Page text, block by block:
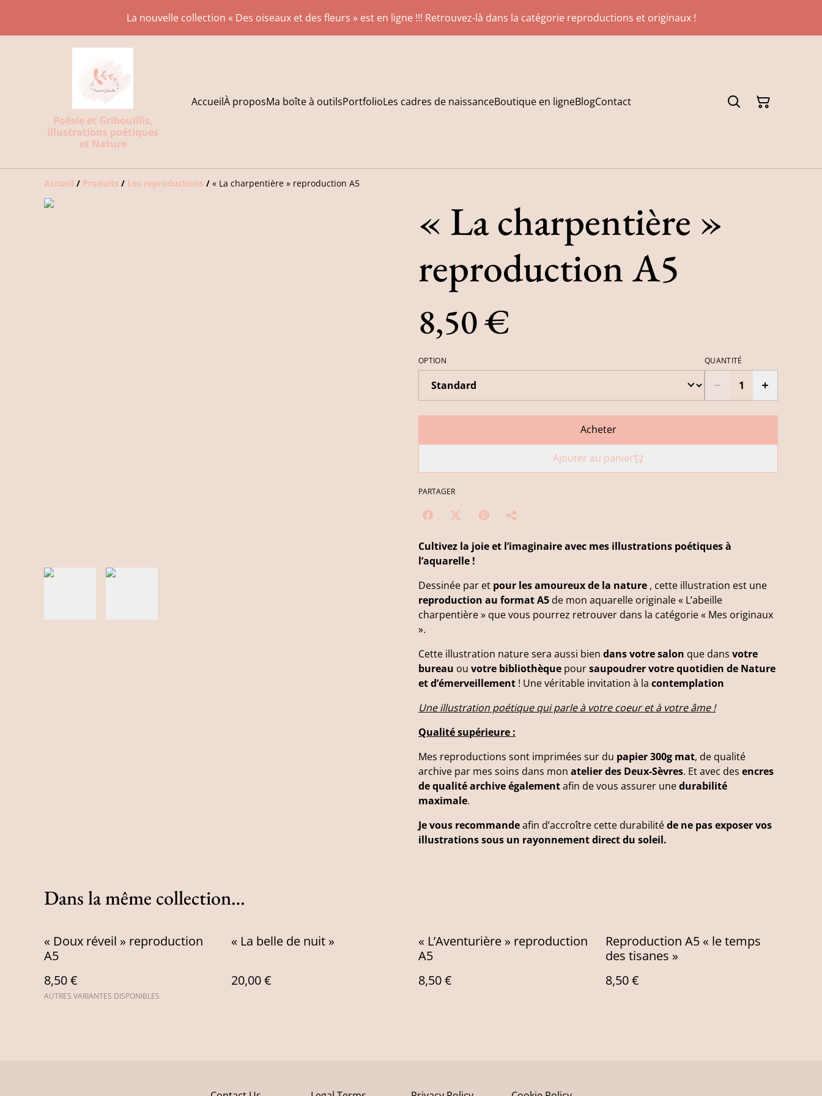
La nouvelle collection « Des oiseaux et des fleurs » est en ligne !!! Retrouvez-là dans la catégorie reproductions et originaux !
Poésie et Gribouillis,
illustrations poétiques
et Nature
AccueilÀ proposMa boîte à outilsPortfolioLes cadres de naissanceBoutique en ligneBlogContact
Accueil / Produits / Les reproductions / « La charpentière » reproduction A5
« La charpentière »
reproduction A5
8,50 €
OPTION QUANTITÉ
Acheter
Ajouter au panier
PARTAGER
Cultivez la joie et l’imaginaire avec mes illustrations poétiques à
l’aquarelle !
Dessinée par et pour les amoureux de la nature , cette illustration est une
reproduction au format A5 de mon aquarelle originale « L’abeille
charpentière » que vous pourrez retrouver dans la catégorie « Mes originaux
».
Cette illustration nature sera aussi bien dans votre salon que dans votre
bureau ou votre bibliothèque poursaupoudrer votre quotidien de Nature
et d’émerveillement ! Une véritable invitation à la contemplation
Une illustration poétique qui parle à votre coeur et à votre âme !
Qualité supérieure :
Mes reproductions sont imprimées sur du papier 300g mat, de qualité
archive par mes soins dans mon atelier des Deux-Sèvres. Et avec des encres
de qualité archive égalementafin de vous assurer unedurabilité
maximale.
Je vous recommandeafin d’accroître cette durabilitéde ne pas exposer vos
illustrations sous un rayonnement direct du soleil.
Dans la même collection…
« Doux réveil » reproduction
A5
8,50 €
AUTRES VARIANTES DISPONIBLES
« La belle de nuit »
20,00 €
« L’Aventurière » reproduction
A5
8,50 €
Reproduction A5 « le temps
des tisanes »
8,50 €